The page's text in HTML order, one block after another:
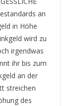
an
in Höhe
wird zu
irgendwas
ihr bis zum
an der
streichen
des